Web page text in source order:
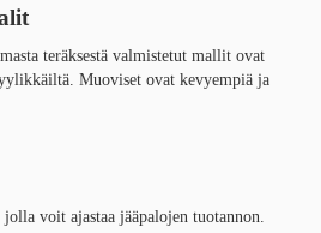
teräksestä valmistetut mallit ovat
Muoviset ovat kevyempiä ja
voit ajastaa jääpalojen tuotannon.